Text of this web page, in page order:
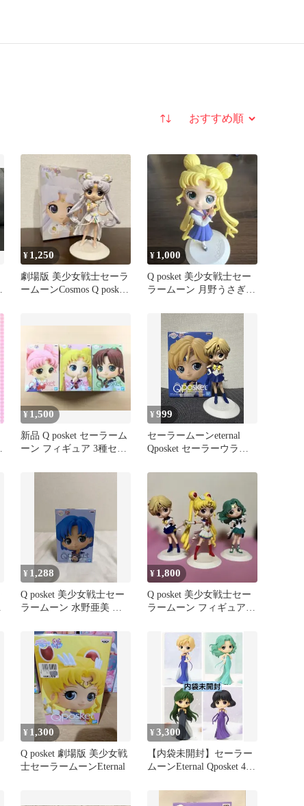
並び替え
¥ 1,250
劇場版 美少女戦士セーラ
ームーンCosmos Q posket
¥ 1,000
Q posket 美少女戦士セー
ラームーン 月野うさぎ
¥1,500
新品 Q posket セーラーム
ーン フィギュア 3種セッ
¥999
セーラームーンeternal
Qposket セーラーウラヌ
¥ 1,288
Q posket 美少女戦士セー
ラームーン 水野亜美 フ
¥ 1,800
Q posket 美少女戦士セー
ラームーン フィギュア 3
¥ 1,300
Q posket 劇場版 美少女戦
士セーラームーンEternal
¥3,300
【内袋未開封】セーラー
ムーンEternal Qposket 4種